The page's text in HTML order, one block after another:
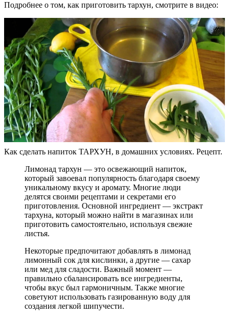
Подробнее о том, как приготовить тархун, смотрите в видео:
Как сделать напиток ТАРХУН, в домашних условиях. Рецепт.
Лимонад тархун — это освежающий напиток,
который завоевал популярность благодаря своему
уникальному вкусу и аромату. Многие люди
делятся своими рецептами и секретами его
приготовления. Основной ингредиент — экстракт
тархуна, который можно найти в магазинах или
приготовить самостоятельно, используя свежие
листья.
Некоторые предпочитают добавлять в лимонад
лимонный сок для кислинки, а другие — сахар
или мед для сладости. Важный момент —
правильно сбалансировать все ингредиенты,
чтобы вкус был гармоничным. Также многие
советуют использовать газированную воду для
создания легкой шипучести.